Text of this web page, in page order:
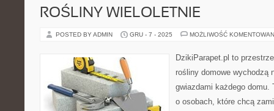
ROŚLINY WIELOLETNIE
POSTED BY ADMIN GRU - 7 - 2025 MOŻLIWOŚĆ
DzikiParapet.pl to
rośliny domowe wychodzą
gwiazdami każdego
o osobach, które chcą